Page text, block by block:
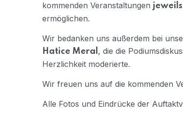
kommenden Veranstaltungen
ermöglichen.
Wir bedanken uns außerdem bei
Hatice Meral , die die
Herzlichkeit moderierte.
Wir freuen uns auf die kommenden
Alle Fotos und Eindrücke der